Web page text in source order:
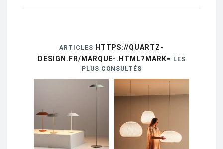
ARTICLES HTTPS://QUARTZ-
DESIGN.FR/MARQUE-.HTML?MARK= LES
PLUS CONSULTÉS